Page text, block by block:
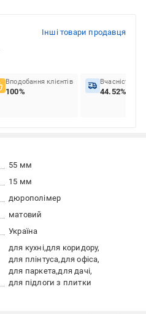
Інші товари продавця
Вподобання клієнтів
100%
Вчасність
44.52%
55 мм
15 мм
дюрополімер
матовий
Україна
для кухні для коридору
для плінтуса для офіса
для паркета для дачі
для підлоги з плитки